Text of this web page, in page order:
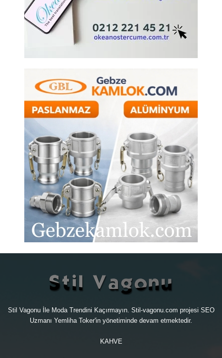
Stil Vagonu İle Moda Trendini Kaçırmayın. Stil-vagonu.com projesi SEO
Uzmanı Yemliha Toker'in yönetiminde devam etmektedir.
KAHVE